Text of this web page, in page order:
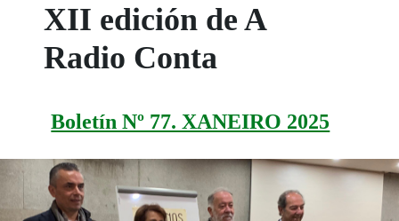
XII edición de A
Radio Conta
Boletín Nº 77. XANEIRO 2025